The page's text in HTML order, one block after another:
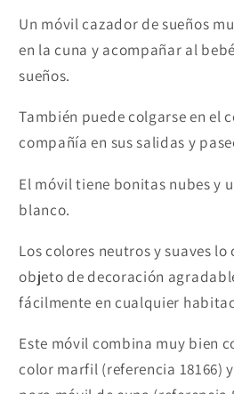
Un móvil cazador de sueños
en la cuna y acompañar al
sueños.
También puede colgarse en el
compañía en sus salidas y
El móvil tiene bonitas nubes y
blanco.
Los colores neutros y suaves
objeto de decoración
fácilmente en cualquier
Este móvil combina muy bien
color marfil (referencia 18166)